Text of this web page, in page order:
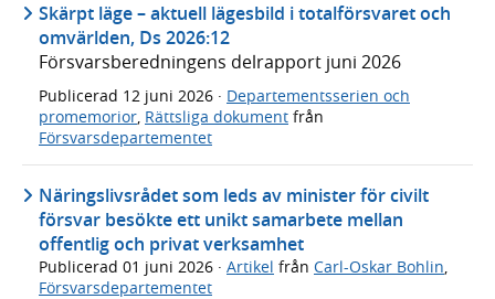
Skärpt läge – aktuell lägesbild i totalförsvaret och
omvärlden, Ds 2026:12
Försvarsberedningens delrapport juni 2026
Publicerad 12 juni 2026 · Departementsserien och
promemorior, Rättsliga dokument från
Försvarsdepartementet
Näringslivsrådet som leds av minister för civilt
försvar besökte ett unikt samarbete mellan
offentlig och privat verksamhet
Publicerad 01 juni 2026 · Artikel från Carl-Oskar Bohlin
Försvarsdepartementet